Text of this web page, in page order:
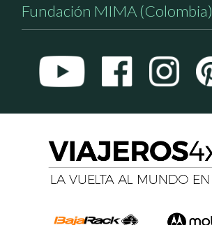
Fundación MIMA (Colombia)